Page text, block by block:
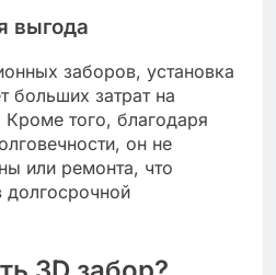
выгода
заборов, установка
больших затрат на
того, благодаря
он не
или ремонта, что
долгосрочной